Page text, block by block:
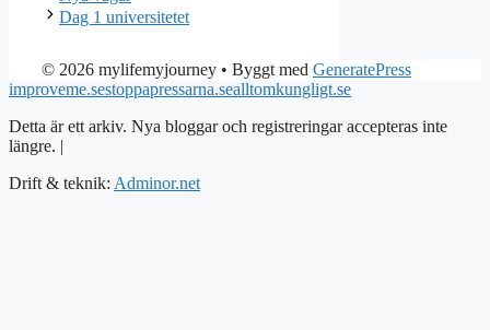
Dag 1 universitetet
© 2026 mylifemyjourney • Byggt med GeneratePress
improveme.sestoppapressarna.sealltomkungligt.se
Detta är ett arkiv. Nya bloggar och registreringar accepteras inte
längre. |
Drift & teknik: Adminor.net